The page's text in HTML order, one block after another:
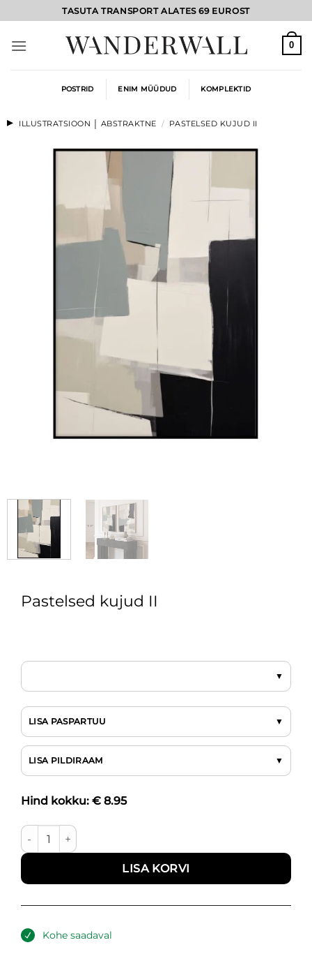
to
content
TASUTA TRANSPORT ALATES 69 EUROST
0
POSTRID ENIM MÜÜDUD KOMPLEKTID
ILLUSTRATSIOON │ ABSTRAKTNE / PASTELSED KUJUD II
Pastelsed kujud II
LISA PASPARTUU
LISA PILDIRAAM
Hind kokku: € 8.95
Pastelsed kujud II kogus
LISA KORVI
Kohe saadaval